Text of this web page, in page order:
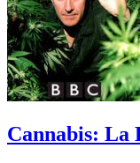
Cannabis: La